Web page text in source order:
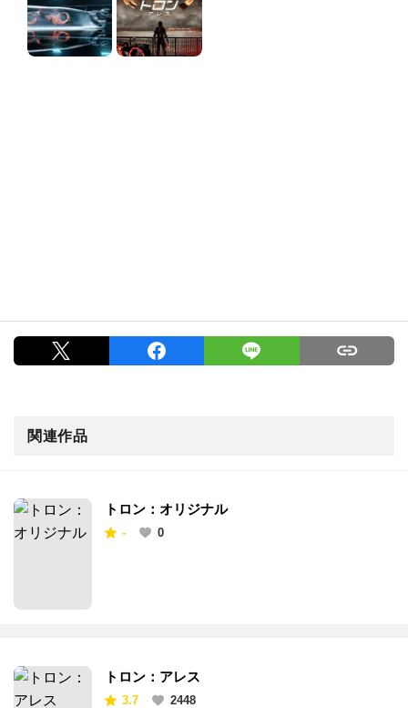
関連作品
トロン：オリジナル
- 0
トロン：アレス
3.7
2448